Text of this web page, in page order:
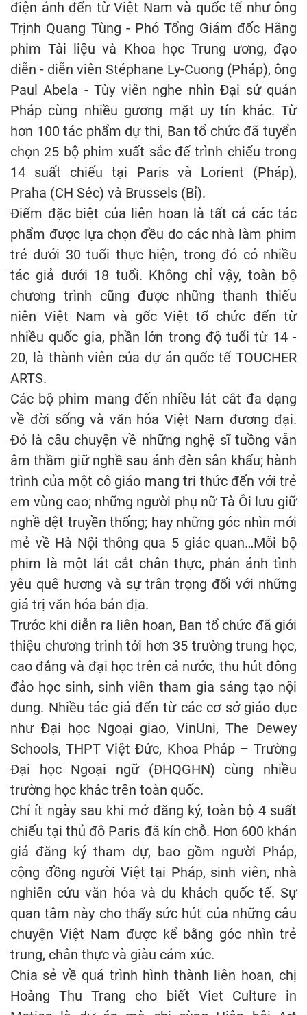
điện ảnh đến từ Việt Nam và quốc tế như ông
Trịnh Quang Tùng - Phó Tổng Giám đốc Hãng
phim Tài liệu và Khoa học Trung ương, đạo
diễn - diễn viên Stéphane Ly-Cuong (Pháp), ông
Paul Abela - Tùy viên nghe nhìn Đại sứ quán
Pháp cùng nhiều gương mặt uy tín khác. Từ
hơn 100 tác phẩm dự thi, Ban tổ chức đã tuyển
chọn 25 bộ phim xuất sắc để trình chiếu trong
14 suất chiếu tại Paris và Lorient (Pháp),
Praha (CH Séc) và Brussels (Bỉ).
Điểm đặc biệt của liên hoan là tất cả các tác
phẩm được lựa chọn đều do các nhà làm phim
trẻ dưới 30 tuổi thực hiện, trong đó có nhiều
tác giả dưới 18 tuổi. Không chỉ vậy, toàn bộ
chương trình cũng được những thanh thiếu
niên Việt Nam và gốc Việt tổ chức đến từ
nhiều quốc gia, phần lớn trong độ tuổi từ 14 -
20, là thành viên của dự án quốc tế TOUCHER
ARTS.
Các bộ phim mang đến nhiều lát cắt đa dạng
về đời sống và văn hóa Việt Nam đương đại.
Đó là câu chuyện về những nghệ sĩ tuồng vẫn
âm thầm giữ nghề sau ánh đèn sân khấu; hành
trình của một cô giáo mang tri thức đến với trẻ
em vùng cao; những người phụ nữ Tà Ôi lưu giữ
nghề dệt truyền thống; hay những góc nhìn mới
mẻ về Hà Nội thông qua 5 giác quan…Mỗi bộ
phim là một lát cắt chân thực, phản ánh tình
yêu quê hương và sự trân trọng đối với những
giá trị văn hóa bản địa.
Trước khi diễn ra liên hoan, Ban tổ chức đã giới
thiệu chương trình tới hơn 35 trường trung học,
cao đẳng và đại học trên cả nước, thu hút đông
đảo học sinh, sinh viên tham gia sáng tạo nội
dung. Nhiều tác giả đến từ các cơ sở giáo dục
như Đại học Ngoại giao, VinUni, The Dewey
Schools, THPT Việt Đức, Khoa Pháp – Trường
Đại học Ngoại ngữ (ĐHQGHN) cùng nhiều
trường học khác trên toàn quốc.
Chỉ ít ngày sau khi mở đăng ký, toàn bộ 4 suất
chiếu tại thủ đô Paris đã kín chỗ. Hơn 600 khán
giả đăng ký tham dự, bao gồm người Pháp,
cộng đồng người Việt tại Pháp, sinh viên, nhà
nghiên cứu văn hóa và du khách quốc tế. Sự
quan tâm này cho thấy sức hút của những câu
chuyện Việt Nam được kể bằng góc nhìn trẻ
trung, chân thực và giàu cảm xúc.
Chia sẻ về quá trình hình thành liên hoan, chị
Hoàng Thu Trang cho biết Viet Culture in